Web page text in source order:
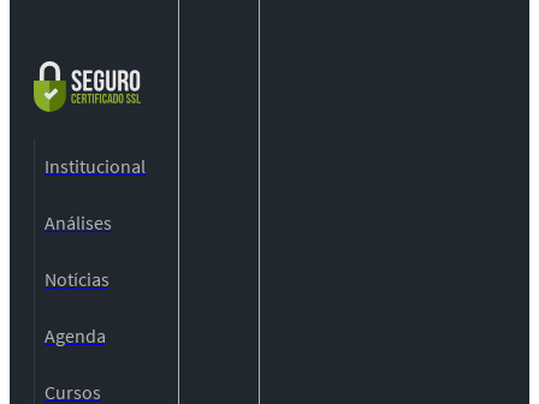
Institucional
Análises
Notícias
Agenda
Cursos